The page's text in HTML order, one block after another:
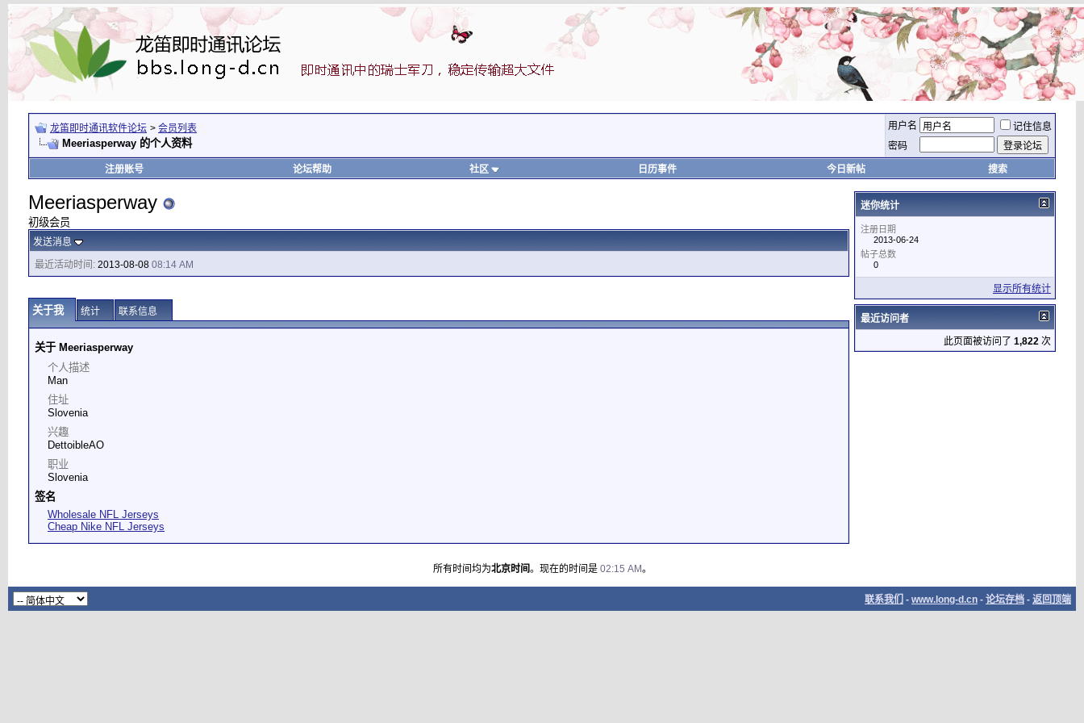
龙笛即时通讯软件论坛 > 会员列表
Meeriasperway 的个人资料
用户名
记住信息
密码
注册账号 论坛帮助 社区 日历事件 今日新帖 搜索
Meeriasperway
初级会员
发送消息
最近活动时间: 2013-08-08 08:14 AM
关于我 统计 联系信息
关于 Meeriasperway
个人描述
Man
住址
Slovenia
兴趣
DettoibleAO
职业
Slovenia
签名
Wholesale NFL Jerseys
Cheap Nike NFL Jerseys
迷你统计
注册日期
2013-06-24
帖子总数
0
显示所有统计
最近访问者
此页面被访问了 1,822 次
所有时间均为北京时间。现在的时间是 02:15 AM。
联系我们 - www.long-d.cn - 论坛存档 - 返回顶端